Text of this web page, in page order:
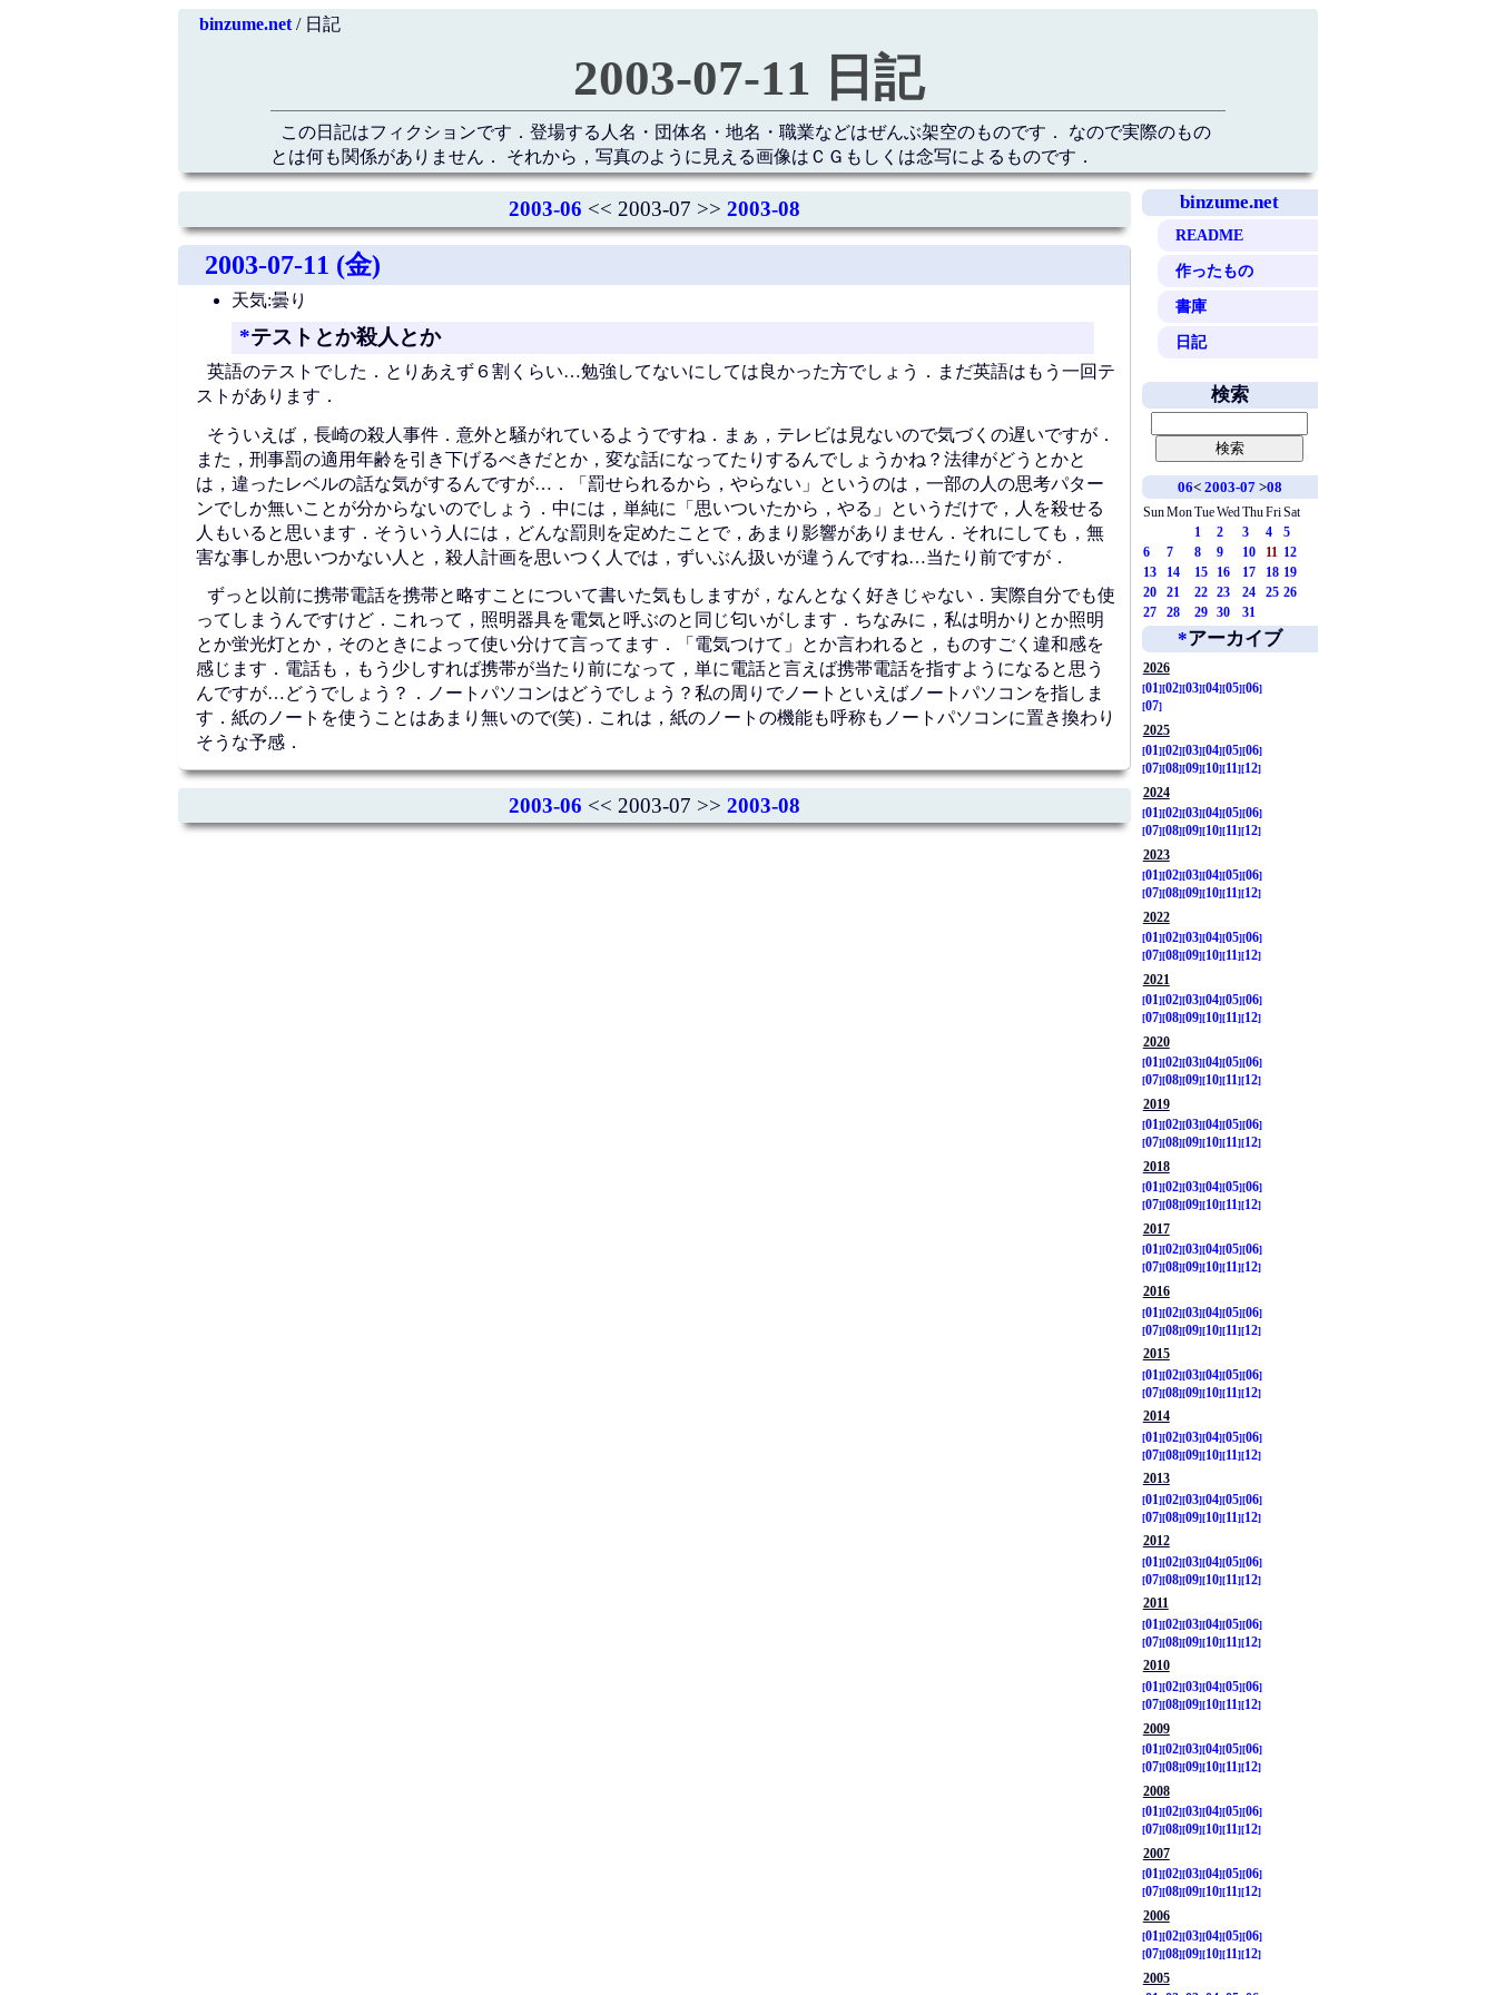
binzume.net/ 日記
2003-07-11 日記
この日記はフィクションです．登場する人名・団体名・地名・職業などはぜんぶ架空のものです． なので実際のもの
とは何も関係がありません． それから，写真のように見える画像はＣＧもしくは念写によるものです．
binzume.net
README
作ったもの
書庫
日記
2003-06 << 2003-07 >> 2003-08
2003-07-11 (金)
天気:曇り
*テストとか殺人とか
英語のテストでした．とりあえず６割くらい…勉強してないにしては良かった方でしょう．まだ英語はもう一回テ
ストがあります．
そういえば，長崎の殺人事件．意外と騒がれているようですね．まぁ，テレビは見ないので気づくの遅いですが．
また，刑事罰の適用年齢を引き下げるべきだとか，変な話になってたりするんでしょうかね？法律がどうとかと
は，違ったレベルの話な気がするんですが…．「罰せられるから，やらない」というのは，一部の人の思考パター
ンでしか無いことが分からないのでしょう．中には，単純に「思いついたから，やる」というだけで，人を殺せる
人もいると思います．そういう人には，どんな罰則を定めたことで，あまり影響がありません．それにしても，無
害な事しか思いつかない人と，殺人計画を思いつく人では，ずいぶん扱いが違うんですね…当たり前ですが．
ずっと以前に携帯電話を携帯と略すことについて書いた気もしますが，なんとなく好きじゃない．実際自分でも使
ってしまうんですけど．これって，照明器具を電気と呼ぶのと同じ匂いがします．ちなみに，私は明かりとか照明
とか蛍光灯とか，そのときによって使い分けて言ってます．「電気つけて」とか言われると，ものすごく違和感を
感じます．電話も，もう少しすれば携帯が当たり前になって，単に電話と言えば携帯電話を指すようになると思う
んですが…どうでしょう？．ノートパソコンはどうでしょう？私の周りでノートといえばノートパソコンを指しま
す．紙のノートを使うことはあまり無いので(笑)．これは，紙のノートの機能も呼称もノートパソコンに置き換わり
そうな予感．
2003-06 << 2003-07 >> 2003-08
検索
06< 2003-07>08
SunMonTueWed ThuFriSat
1
2 3 4
5
6
7 8 9 10 11
12
13
14 15 16 17 18 19
20
21 22 23 24 25 26
27
28 29 30 31
*アーカイブ
2026
01
02 03 04 05 06
07
2025
01
02 03 04 05 06
07 08 09 10 11
12
2024
01
02 03 04 05 06
07 08 09 10 11
12
2023
01
02 03 04 05 06
07 08 09 10 11
12
2022
01
02 03 04 05 06
07 08 09 10 11
12
2021
01
02 03 04 05 06
07 08 09 10 11
12
2020
01
02 03 04 05 06
07 08 09 10 11
12
2019
01
02 03 04 05 06
07 08 09 10 11
12
2018
01 02 03 04 05 06
07 08 09 10 11 12
2017
01 02 03 04 05 06
07 08 09 10 11 12
2016
01
02 03 04 05 06
07 08 09 10 11
12
2015
01
02 03 04 05 06
07 08 09 10 11
12
2014
01
02 03 04 05 06
07 08 09 10 11
12
2013
01
02 03 04 05 06
07 08 09 10 11
12
2012
01
02 03 04 05 06
07 08 09 10 11
12
2011
01
02 03 04 05 06
07 08 09 10 11
12
2010
01
02 03 04 05 06
07 08 09 10 11
12
2009
01
02 03 04 05 06
07 08 09 10 11
12
2008
01
02 03 04 05 06
07 08 09 10 11
12
2007
01
02 03 04 05 06
07 08 09 10 11
12
2006
01
02 03 04 05 06
07 08 09 10 11
12
2005